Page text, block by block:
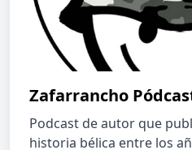
Zafarrancho
Podcast de autor que
historia bélica entre los